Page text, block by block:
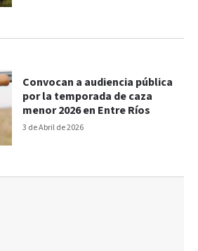
3 de Abril de 2026
Convocan a audiencia pública
por la temporada de caza
menor 2026 en Entre Ríos